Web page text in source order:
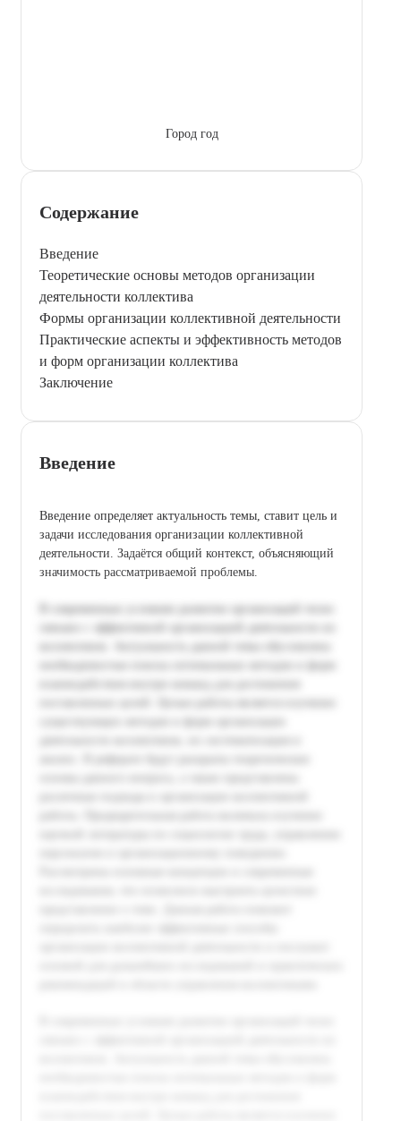
Город год
Содержание
Введение
Теоретические основы методов организации
деятельности коллектива
Формы организации коллективной деятельности
Практические аспекты и эффективность методов
и форм организации коллектива
Заключение
Введение
Введение определяет актуальность темы, ставит цель и
задачи исследования организации коллективной
деятельности. Задаётся общий контекст, объясняющий
значимость рассматриваемой проблемы.